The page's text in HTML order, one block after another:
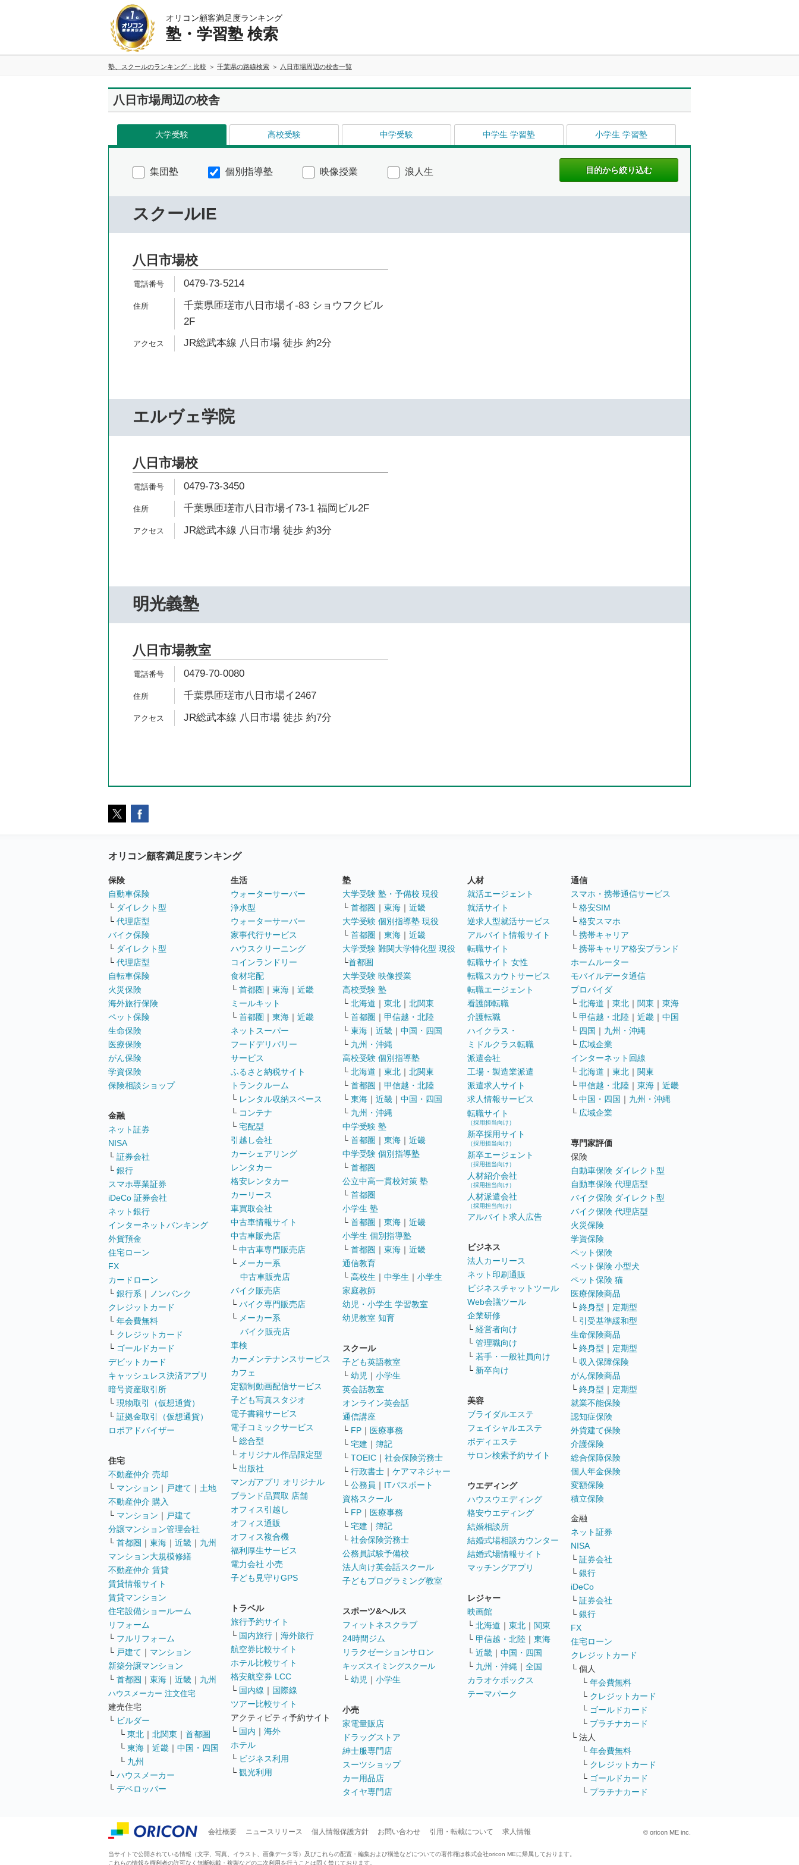
オリコン顧客満足度ランキング
塾・学習塾 検索
塾、スクールのランキング・比較 千葉県の路線検索 八日市場周辺の校舎一覧
八日市場周辺の校舎
大学受験 高校受験 中学受験 中学生 学習塾 小学生 学習塾
集団塾 個別指導塾 映像授業 浪人生
スクールIE
八日市場校
0479-73-5214
千葉県匝瑳市八日市場イ-83 ショウフクビル
2F
JR総武本線 八日市場 徒歩 約2分
エルヴェ学院
八日市場校
0479-73-3450
千葉県匝瑳市八日市場イ73-1 福岡ビル2F
JR総武本線 八日市場 徒歩 約3分
明光義塾
八日市場教室
0479-70-0080
千葉県匝瑳市八日市場イ2467
JR総武本線 八日市場 徒歩 約7分
オリコン顧客満足度ランキング
保険
自動車保険
└ ダイレクト型
└ 代理店型
バイク保険
└ ダイレクト型
└ 代理店型
自転車保険
火災保険
海外旅行保険
ペット保険
生命保険
医療保険
がん保険
学資保険
保険相談ショップ
金融
ネット証券
NISA
└ 証券会社
└ 銀行
スマホ専業証券
iDeCo 証券会社
ネット銀行
インターネットバンキング
外貨預金
住宅ローン
FX
カードローン
└ 銀行系 ｜
ノンバンク
クレジットカード
└ 年会費無料
└ クレジットカード
└ ゴールドカード
デビットカード
キャッシュレス決済アプリ
暗号資産取引所
└ 現物取引（仮想通貨）
└ 証拠金取引（仮想通貨）
ロボアドバイザー
住宅
不動産仲介 売却
└ マンション ｜ 戸建て ｜ 土地
不動産仲介 購入
└ マンション ｜ 戸建て
分譲マンション管理会社
└ 首都圏 ｜ 東海 ｜ 近畿 ｜ 九州
マンション大規模修繕
不動産仲介 賃貸
賃貸情報サイト
賃貸マンション
住宅設備ショールーム
リフォーム
└ フルリフォーム
└ 戸建て ｜ マンション
新築分譲マンション
└ 首都圏 ｜ 東海 ｜ 近畿 ｜ 九州
ハウスメーカー 注文住宅
建売住宅
└ ビルダー
└ 東北 ｜ 北関東 ｜ 首都圏
└ 東海 ｜ 近畿 ｜ 中国・四国
└ 九州
└ ハウスメーカー
└ デベロッパー
生活
ウォーターサーバー
浄水型
ウォーターサーバー
家事代行サービス
ハウスクリーニング
コインランドリー
食材宅配
└ 首都圏 ｜ 東海 ｜ 近畿
ミールキット
└ 首都圏 ｜ 東海 ｜ 近畿
ネットスーパー
フードデリバリー
サービス
ふるさと納税サイト
トランクルーム
└ レンタル収納スペース
└ コンテナ
└ 宅配型
引越し会社
カーシェアリング
レンタカー
格安レンタカー
カーリース
車買取会社
中古車情報サイト
中古車販売店
└ 中古車専門販売店
└ メーカー系
中古車販売店
バイク販売店
└ バイク専門販売店
└ メーカー系
バイク販売店
車検
カーメンテナンスサービス
カフェ
定額制動画配信サービス
子ども写真スタジオ
電子書籍サービス
電子コミックサービス
└ 総合型
└ オリジナル作品限定型
└ 出版社
マンガアプリ オリジナル
ブランド品買取 店舗
オフィス引越し
オフィス通販
オフィス複合機
福利厚生サービス
電力会社 小売
子ども見守りGPS
トラベル
旅行予約サイト
└ 国内旅行 ｜ 海外旅行
航空券比較サイト
ホテル比較サイト
格安航空券 LCC
└ 国内線 ｜ 国際線
ツアー比較サイト
アクティビティ予約サイト
└ 国内 ｜ 海外
ホテル
└ ビジネス利用
└ 観光利用
塾
大学受験 塾・予備校 現役
└ 首都圏 ｜ 東海 ｜ 近畿
大学受験 個別指導塾 現役
└ 首都圏 ｜ 東海 ｜ 近畿
大学受験 難関大学特化型 現役
└首都圏
大学受験 映像授業
高校受験 塾
└ 北海道 ｜ 東北 ｜ 北関東
└ 首都圏 ｜ 甲信越・北陸
└ 東海 ｜ 近畿 ｜ 中国・四国
└ 九州・沖縄
高校受験 個別指導塾
└ 北海道 ｜ 東北 ｜ 北関東
└ 首都圏 ｜ 甲信越・北陸
└ 東海 ｜ 近畿 ｜ 中国・四国
└ 九州・沖縄
中学受験 塾
└ 首都圏 ｜ 東海 ｜ 近畿
中学受験 個別指導塾
└ 首都圏
公立中高一貫校対策 塾
└ 首都圏
小学生 塾
└ 首都圏 ｜ 東海 ｜ 近畿
小学生 個別指導塾
└ 首都圏 ｜ 東海 ｜ 近畿
通信教育
└ 高校生 ｜ 中学生 ｜ 小学生
家庭教師
幼児・小学生 学習教室
幼児教室 知育
スクール
子ども英語教室
└ 幼児 ｜ 小学生
英会話教室
オンライン英会話
通信講座
└ FP ｜ 医療事務
└ 宅建 ｜ 簿記
└ TOEIC ｜ 社会保険労務士
└ 行政書士 ｜ ケアマネジャー
└ 公務員 ｜ ITパスポート
資格スクール
└ FP ｜ 医療事務
└ 宅建 ｜ 簿記
└ 社会保険労務士
公務員試験予備校
法人向け英会話スクール
子どもプログラミング教室
スポーツ&ヘルス
フィットネスクラブ
24時間ジム
リラクゼーションサロン
キッズスイミングスクール
└ 幼児 ｜ 小学生
小売
家電量販店
ドラッグストア
紳士服専門店
スーツショップ
カー用品店
タイヤ専門店
人材
就活エージェント
就活サイト
逆求人型就活サービス
アルバイト情報サイト
転職サイト
転職サイト 女性
転職スカウトサービス
転職エージェント
看護師転職
介護転職
ハイクラス・
ミドルクラス転職
派遣会社
工場・製造業派遣
派遣求人サイト
求人情報サービス
転職サイト
（採用担当向け）
新卒採用サイト
（採用担当向け）
新卒エージェント
（採用担当向け）
人材紹介会社
（採用担当向け）
人材派遣会社
（採用担当向け）
アルバイト求人広告
ビジネス
法人カーリース
ネット印刷通販
ビジネスチャットツール
Web会議ツール
企業研修
└ 経営者向け
└ 管理職向け
└ 若手・一般社員向け
└ 新卒向け
美容
ブライダルエステ
フェイシャルエステ
ボディエステ
サロン検索予約サイト
ウエディング
ハウスウエディング
格安ウエディング
結婚相談所
結婚式場相談カウンター
結婚式場情報サイト
マッチングアプリ
レジャー
映画館
└ 北海道 ｜ 東北 ｜ 関東
└ 甲信越・北陸 ｜ 東海
└ 近畿 ｜ 中国・四国
└ 九州・沖縄 ｜ 全国
カラオケボックス
テーマパーク
通信
スマホ・携帯通信サービス
└ 格安SIM
└ 格安スマホ
└ 携帯キャリア
└ 携帯キャリア格安ブランド
ホームルーター
モバイルデータ通信
プロバイダ
└ 北海道 ｜ 東北 ｜ 関東 ｜ 東海
└ 甲信越・北陸 ｜ 近畿 ｜ 中国
└ 四国 ｜ 九州・沖縄
└ 広域企業
インターネット回線
└ 北海道 ｜ 東北 ｜ 関東
└ 甲信越・北陸 ｜ 東海 ｜ 近畿
└ 中国・四国 ｜ 九州・沖縄
└ 広域企業
専門家評価
保険
自動車保険 ダイレクト型
自動車保険 代理店型
バイク保険 ダイレクト型
バイク保険 代理店型
火災保険
学資保険
ペット保険
ペット保険 小型犬
ペット保険 猫
医療保険商品
└ 終身型 ｜ 定期型
└ 引受基準緩和型
生命保険商品
└ 終身型 ｜ 定期型
└ 収入保障保険
がん保険商品
└ 終身型 ｜ 定期型
就業不能保険
認知症保険
外貨建て保険
介護保険
総合保障保険
個人年金保険
変額保険
積立保険
金融
ネット証券
NISA
└ 証券会社
└ 銀行
iDeCo
└ 証券会社
└ 銀行
FX
住宅ローン
クレジットカード
└ 個人
└ 年会費無料
└ クレジットカード
└ ゴールドカード
└ プラチナカード
└ 法人
└ 年会費無料
└ クレジットカード
└ ゴールドカード
└ プラチナカード
会社概要 ニュースリリース 個人情報保護方針 お問い合わせ 引用・転載について 求人情報 © oricon ME inc.
当サイトで公開されている情報（文字、写真、イラスト、画像データ等）及びこれらの配置・編集および構造などについての著作権は株式会社oricon MEに帰属しております。
これらの情報を権利者の許可なく無断転載・複製などの二次利用を行うことは固く禁じております。